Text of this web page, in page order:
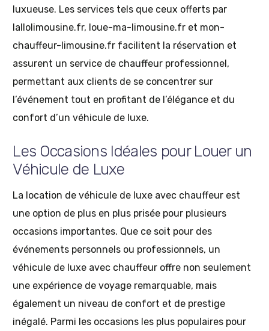
luxueuse. Les services tels que ceux offerts par
lallolimousine.fr, loue-ma-limousine.fr et mon-
chauffeur-limousine.fr facilitent la réservation et
assurent un service de chauffeur professionnel,
permettant aux clients de se concentrer sur
l’événement tout en profitant de l’élégance et du
confort d’un véhicule de luxe.
Les Occasions Idéales pour Louer un
Véhicule de Luxe
La location de véhicule de luxe avec chauffeur est
une option de plus en plus prisée pour plusieurs
occasions importantes. Que ce soit pour des
événements personnels ou professionnels, un
véhicule de luxe avec chauffeur offre non seulement
une expérience de voyage remarquable, mais
également un niveau de confort et de prestige
inégalé. Parmi les occasions les plus populaires pour